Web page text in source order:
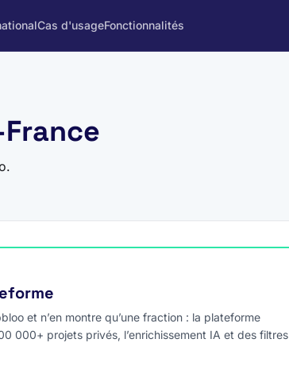
Cas d'usageFonctionnalités
et n’en montre qu’une fraction : la plateforme
000+ projets privés, l’enrichissement IA et des filtres